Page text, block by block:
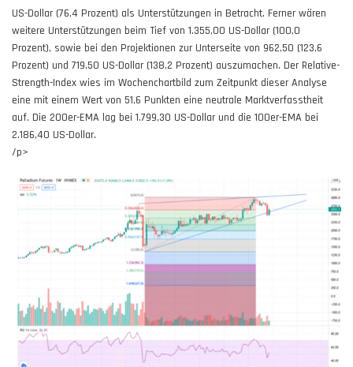
US-Dollar (76,4 Prozent) als Unterstützungen in Betracht. Ferner wären
weitere Unterstützungen beim Tief von 1.355,00 US-Dollar (100,0
Prozent), sowie bei den Projektionen zur Unterseite von 962,50 (123,6
Prozent) und 719,50 US-Dollar (138,2 Prozent) auszumachen. Der Relative-
Strength-Index wies im Wochenchartbild zum Zeitpunkt dieser Analyse
eine mit einem Wert von 51,6 Punkten eine neutrale Marktverfasstheit
auf. Die 200er-EMA lag bei 1.799,30 US-Dollar und die 100er-EMA bei
2.186,40 US-Dollar.
/p>